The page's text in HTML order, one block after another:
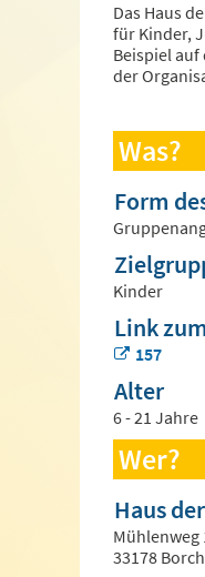
Das Haus
für Kinder,
Beispiel
der
Was?
Form
Kinder
Link
157
Alter
6 - 21 Jahre
Wer?
Haus
Mühlenweg
33178